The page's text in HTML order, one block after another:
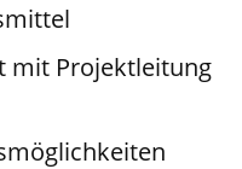
mit Projektleitung